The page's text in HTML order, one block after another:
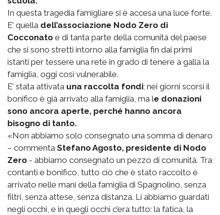
In questa tragedia famigliare si è accesa una luce forte.
E’ quella dell’associazione Nodo Zero di
Cocconato e di tanta parte della comunità del paese
che si sono stretti intorno alla famiglia fin dai primi
istanti per tessere una rete in grado di tenere a galla la
famiglia, oggi così vulnerabile.
E’ stata attivata una raccolta fondi; nei giorni scorsi il
bonifico è già arrivato alla famiglia, ma le donazioni
sono ancora aperte, perché hanno ancora
bisogno di tanto.
«Non abbiamo solo consegnato una somma di denaro
– commenta Stefano Agosto, presidente di Nodo
Zero - abbiamo consegnato un pezzo di comunità. Tra
contanti e bonifico, tutto ciò che è stato raccolto è
arrivato nelle mani della famiglia di Spagnolino, senza
filtri, senza attese, senza distanza. Li abbiamo guardati
negli occhi, e in quegli occhi c’era tutto: la fatica, la